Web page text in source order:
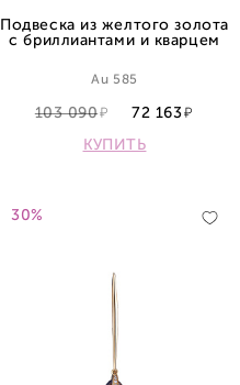
Подвеска из желтого золота
с бриллиантами и кварцем
Au 585
103 090
72 163
КУПИТЬ
30%